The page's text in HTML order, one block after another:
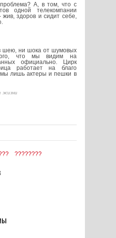
А, в том, что с
одной телекомпании
здоров и сидит себе,
шею, ни шока от шумовых
что мы видим на
официально. Цирк
работает на благо
лишь актеры и пешки в
жизни
????????